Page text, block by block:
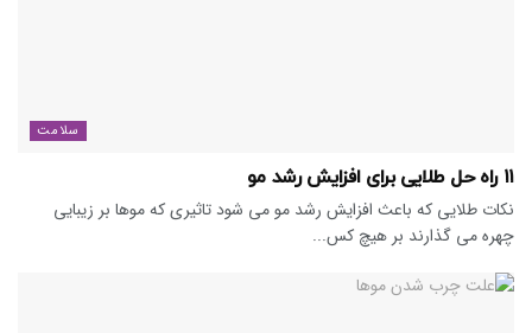
سلامت
۱۱ راه حل طلایی برای افزایش رشد مو
نکات طلایی که باعث افزایش رشد مو می شود تاثیری که موها بر زیبایی
چهره می گذارند بر هیچ کس...